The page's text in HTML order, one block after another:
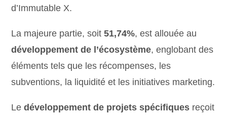
d’Immutable X.
La majeure partie, soit51,74%, est allouée au
développement de l’écosystème, englobant des
éléments tels que les récompenses, les
subventions, la liquidité et les initiatives marketing.
Ledéveloppement de projets spécifiques reçoit